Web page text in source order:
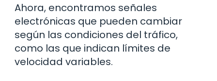
Ahora, encontramos señales
electrónicas que pueden cambiar
según las condiciones del tráfico,
como las que indican límites de
velocidad variables.